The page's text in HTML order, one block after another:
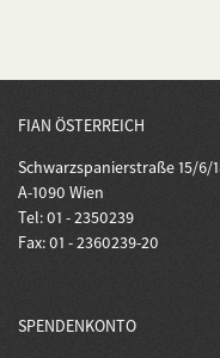
FIAN ÖSTERREICH
Schwarzspanierstraße 15/6/
A-1090 Wien
Tel: 01 - 2350239
Fax: 01 - 2360239-20
SPENDENKONTO